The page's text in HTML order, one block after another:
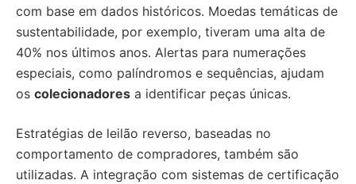
com base em dados históricos. Moedas temáticas de
sustentabilidade, por exemplo, tiveram uma alta de
40% nos últimos anos. Alertas para numerações
especiais, como palíndromos e sequências, ajudam
os colecionadores a identificar peças únicas.
Estratégias de leilão reverso, baseadas no
comportamento de compradores, também são
utilizadas. A integração com sistemas de certificação